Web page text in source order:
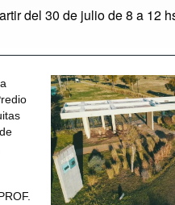
del 30 de julio de 8 a 12